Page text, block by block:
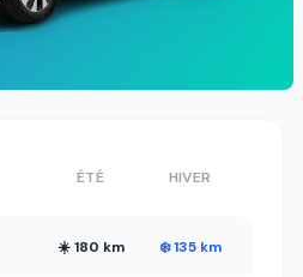
ÉTÉ HIVER
☀️ 180 km ❄️ 135 km